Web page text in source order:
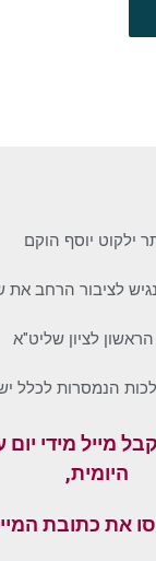
יוסף הוקם
הרחב את
לציון שליט"א
הנמסרות לכלל ישראל
מייל מידי יום
היומית,
את כתובת המייל…